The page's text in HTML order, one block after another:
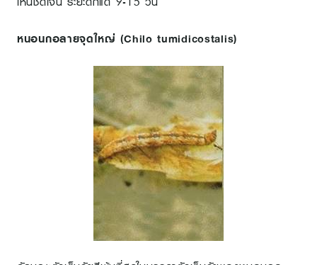
หนอนกอลายจุดใหญ่ (Chilo tumidicostalis)